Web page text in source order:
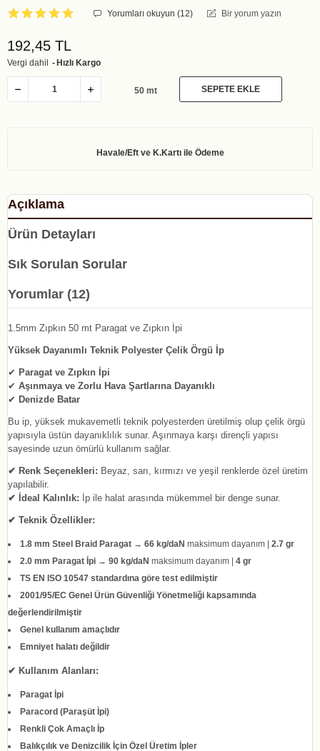
Yorumları okuyun (12) Bir yorum yazın
192,45 TL
Vergi dahil Hızlı Kargo
50 mt SEPETE EKLE
Açıklama
Ürün Detayları
Sık Sorulan Sorular
Yorumlar (12)
1.5mm Zıpkın 50 mt Paragat ve Zıpkın İpi
Yüksek Dayanımlı Teknik Polyester Çelik Örgü İp
✔ Paragat ve Zıpkın İpi
✔ Aşınmaya ve Zorlu Hava Şartlarına Dayanıklı
✔ Denizde Batar
Bu ip, yüksek mukavemetli teknik polyesterden üretilmiş olup çelik örgü
yapısıyla üstün dayanıklılık sunar. Aşınmaya karşı dirençli yapısı
sayesinde uzun ömürlü kullanım sağlar.
✔ Renk Seçenekleri: Beyaz, sarı, kırmızı ve yeşil renklerde özel üretim
yapılabilir.
✔ İdeal Kalınlık: İp ile halat arasında mükemmel bir denge sunar.
✔ Teknik Özellikler:
1.8 mm Steel Braid Paragat → 66 kg/daN maksimum dayanım | 2.7 gr
2.0 mm Paragat İpi → 90 kg/daN maksimum dayanım | 4 gr
TS EN ISO 10547 standardına göre test edilmiştir
2001/95/EC Genel Ürün Güvenliği Yönetmeliği kapsamında
değerlendirilmiştir
Genel kullanım amaçlıdır
Emniyet halatı değildir
✔ Kullanım Alanları:
Paragat İpi
Paracord (Paraşüt İpi)
Renkli Çok Amaçlı İp
Balıkçılık ve Denizcilik İçin Özel Üretim İpler